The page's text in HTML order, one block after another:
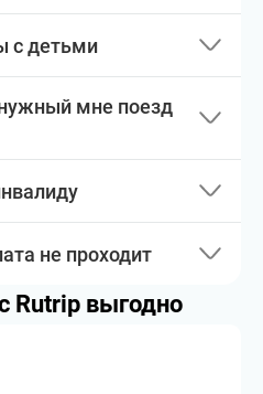
с детьми
мне поезд
не проходит
Rutrip выгодно